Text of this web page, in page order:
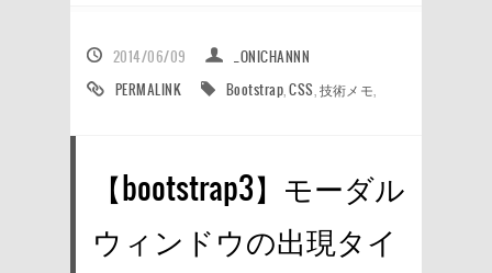
2014/06/09
_ONICHANNN
PERMALINK
Bootstrap ,CSS 技術メモ
【bootstrap3】モーダル
ウィンドウの出現タイ